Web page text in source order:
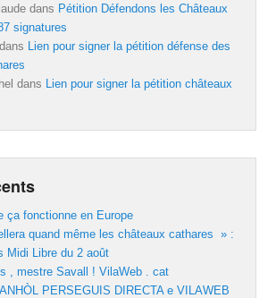
dans Pétition Défendons les Châteaux
signatures
dans Lien pour signer la pétition défense des
dans Lien pour signer la pétition châteaux
ça fonctionne en Europe
quand même les châteaux cathares » :
Midi Libre du 2 août
, mestre Savall ! VilaWeb . cat
PERSEGUIS DIRECTA e VILAWEB